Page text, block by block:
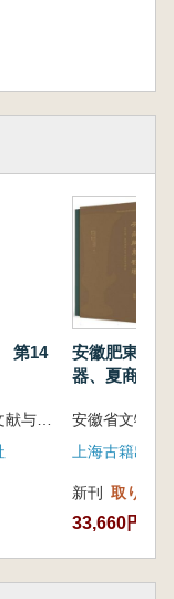
臨汾市文物
確認されま
に示す貴重
寺城址に関
社会構造の
書ではそれ
しています。
第14
北京大学出土文献与古代文明研究所 編
安徽肥東劉
器、夏商周
下 全3冊
上海古籍出版
新刊 取り寄せ
33,660円